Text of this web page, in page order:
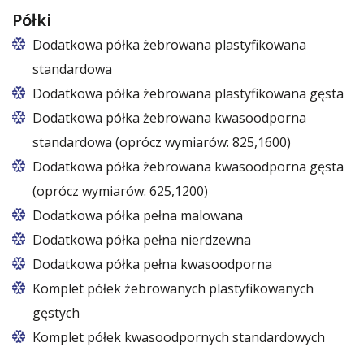
Półki
Dodatkowa półka żebrowana plastyfikowana
standardowa
Dodatkowa półka żebrowana plastyfikowana gęsta
Dodatkowa półka żebrowana kwasoodporna
standardowa (oprócz wymiarów: 825,1600)
Dodatkowa półka żebrowana kwasoodporna gęsta
(oprócz wymiarów: 625,1200)
Dodatkowa półka pełna malowana
Dodatkowa półka pełna nierdzewna
Dodatkowa półka pełna kwasoodporna
Komplet półek żebrowanych plastyfikowanych
gęstych
Komplet półek kwasoodpornych standardowych